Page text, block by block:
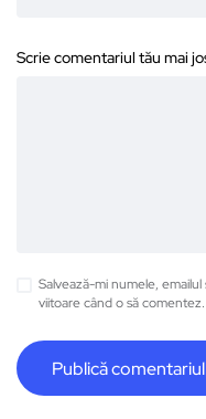
Scrie comentariul tău mai
Salvează-mi numele,
viitoare când o să comentez.